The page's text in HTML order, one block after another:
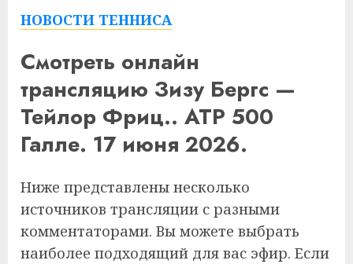
НОВОСТИ ТЕННИСА
Смотреть онлайн
трансляцию Зизу Бергс —
Тейлор Фриц.. ATP 500
Галле. 17 июня 2026.
Ниже представлены несколько
источников трансляции с разными
комментаторами. Вы можете выбрать
наиболее подходящий для вас эфир. Если